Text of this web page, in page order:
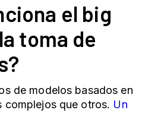
el big
toma de
de modelos basados en
complejos que otros. Un